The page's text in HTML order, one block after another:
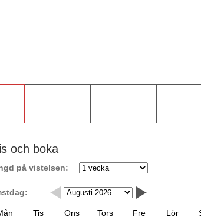
och boka
på vistelsen:
Tis Ons Tors Fre Lör